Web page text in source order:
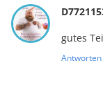
gutes
Antworten